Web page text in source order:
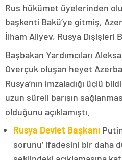
Rus hükümet üyelerinden
başkenti Bakü’ye gitmiş,
İlham Aliyev, Rusya Dışişleri
Başbakan Yardımcıları
Overçuk oluşan heyet
Rusya’nın imzaladığı üçlü
uzun süreli barışın
olduğunu açıklamıştı.
Rusya Devlet Başkanı
sorunu’ ifadesini bir daha